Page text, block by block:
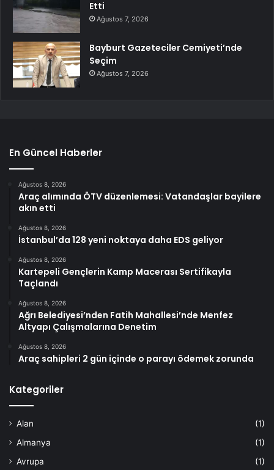
Etti
Ağustos 7, 2026
Bayburt Gazeteciler Cemiyeti’nde
Seçim
Ağustos 7, 2026
En Güncel Haberler
Ağustos 8, 2026
Araç alımında ÖTV düzenlemesi: Vatandaşlar bayilere
akın etti
Ağustos 8, 2026
İstanbul’da 128 yeni noktaya daha EDS geliyor
Ağustos 8, 2026
Kartepeli Gençlerin Kamp Macerası Sertifikayla
Taçlandı
Ağustos 8, 2026
Ağrı Belediyesi’nden Fatih Mahallesi’nde Menfez
Altyapı Çalışmalarına Denetim
Ağustos 8, 2026
Araç sahipleri 2 gün içinde o parayı ödemek zorunda
Kategoriler
Alan
(1)
Almanya
(1)
Avrupa
(1)